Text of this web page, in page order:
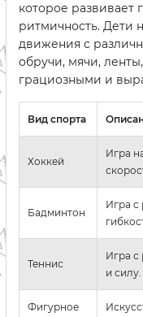
которое развивает
ритмичность. Дети
движения с
обручи, мячи,
грациозными и
Вид спорта
Хоккей
Игра
Бадминтон
Игра с
Теннис
Игра с
и силу.
Фигурное